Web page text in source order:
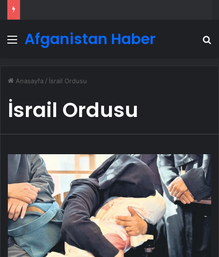
Menü
Afganistan Haber
Anasayfa / İsrail Ordusu
İsrail Ordusu